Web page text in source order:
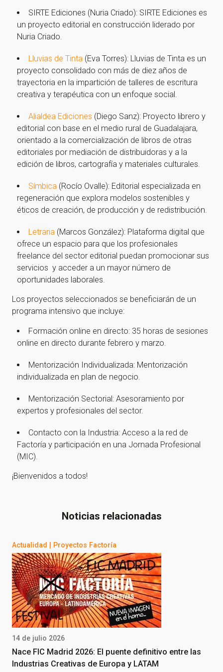
¡Gracias por suscribirte a
nuestra newsletter!
¡Gracias por suscribirte a nuestra newsletter!
Ir a la home
SIRTE Ediciones (Nuria Criado): SIRTE Ediciones es
un proyecto editorial en construcción liderado por
Nuria Criado.
Lluvias de Tinta (Eva Torres): Lluvias de Tinta es un
proyecto consolidado con más de diez años de
trayectoria en la impartición de talleres de escritura
creativa y terapéutica con un enfoque social.
Alialdea Ediciones (Diego Sanz): Proyecto librero y
editorial con base en el medio rural de Guadalajara,
orientado a la comercialización de libros de otras
editoriales por mediación de distribuidoras y a la
edición de libros, cartografía y materiales culturales.
Símbica (Rocío Ovalle): Editorial especializada en
regeneración que explora modelos sostenibles y
éticos de creación, de producción y de redistribución.
Letraria (Marcos González): Plataforma digital que
ofrece un espacio para que los profesionales
freelance del sector editorial puedan promocionar sus
servicios y acceder a un mayor número de
oportunidades laborales.
Los proyectos seleccionados se beneficiarán de un
programa intensivo que incluye:
Formación online en directo: 35 horas de sesiones
online en directo durante febrero y marzo.
Mentorización Individualizada: Mentorización
individualizada en plan de negocio.
Mentorización Sectorial: Asesoramiento por
expertos y profesionales del sector.
Contacto con la Industria: Acceso a la red de
Factoría y participación en una Jornada Profesional
(MIC).
¡Bienvenidos a todos!
Noticias relacionadas
Actualidad Proyectos Factoría
14 de julio 2026
Nace FIC Madrid 2026: El puente definitivo entre las
Industrias Creativas de Europa y LATAM